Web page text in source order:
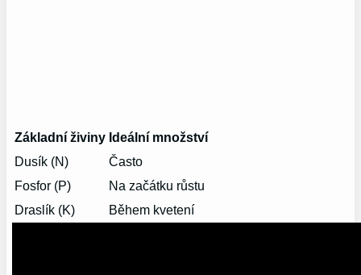
Základní živiny Ideální množství
Dusík (N)
Často
Fosfor (P)
Na začátku růstu
Draslík (K)
Během kvetení